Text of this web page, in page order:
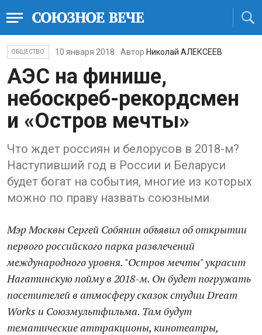
ОБЩЕСТВО 10 января 2018 Автор Николай АЛЕКСЕЕВ
АЭС на финише,
небоскреб-рекордсмен
и «Остров мечты»
Что ждет россиян и белорусов в 2018-м?
Наступивший год в России и Беларуси
будет богат на события, многие из которых
можно по праву назвать союзными
Мэр Москвы Сергей Собянин объявил об открытии
первого российского парка развлечений
международного уровня. "Остров мечты" украсит
Нагатинскую пойму в 2018-м. Он будет погружать
посетителей в атмосферу сказок студии Dream
Works и Союзмультфильма. Там будут
тематические аттракционы, кинотеатры,